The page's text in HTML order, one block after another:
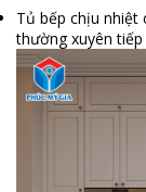
Tủ bếp chịu nhiệt
thường xuyên